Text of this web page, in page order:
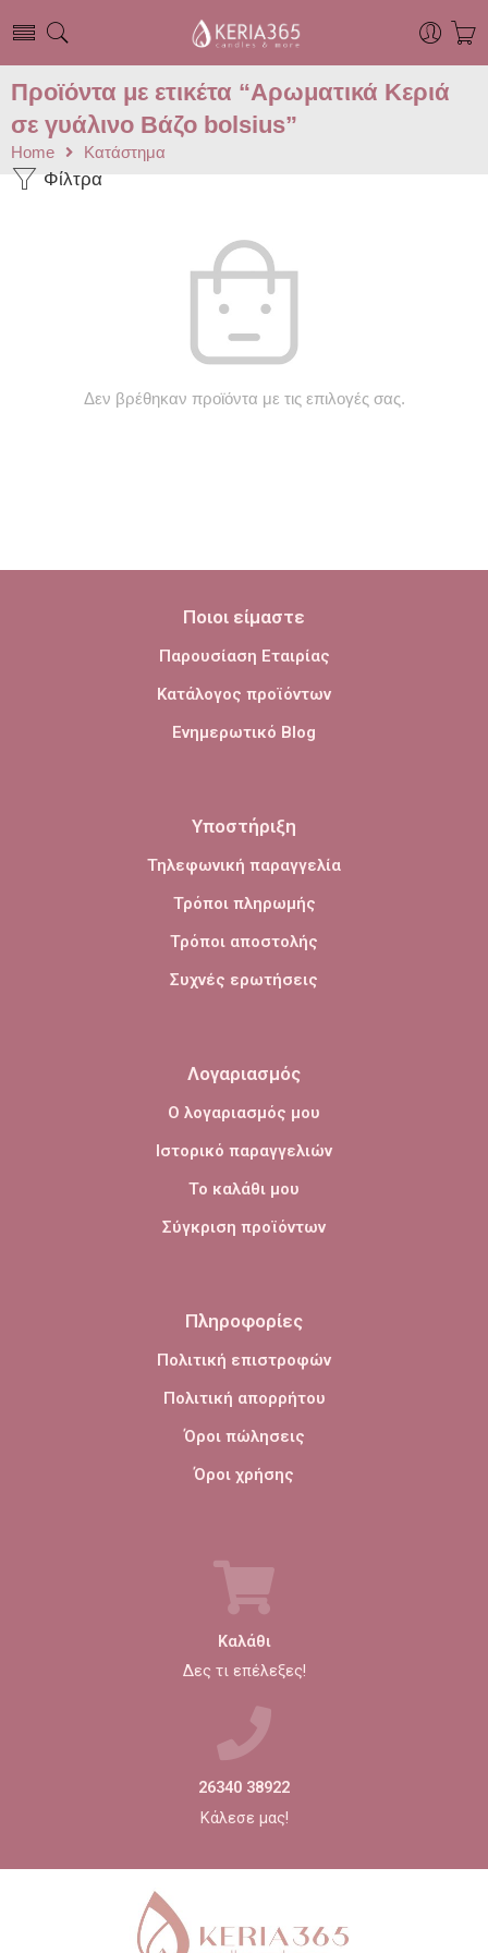
Προϊόντα με ετικέτα “Αρωματικά Κεριά
σε γυάλινο Βάζο bolsius”
Home Κατάστημα
Φίλτρα
Δεν βρέθηκαν προϊόντα με τις επιλογές σας.
Ποιοι είμαστε
Παρουσίαση Εταιρίας
Κατάλογος προϊόντων
Ενημερωτικό Blog
Υποστήριξη
Τηλεφωνική παραγγελία
Τρόποι πληρωμής
Τρόποι αποστολής
Συχνές ερωτήσεις
Λογαριασμός
Ο λογαριασμός μου
Ιστορικό παραγγελιών
Το καλάθι μου
Σύγκριση προϊόντων
Πληροφορίες
Πολιτική επιστροφών
Πολιτική απορρήτου
Όροι πώλησεις
Όροι χρήσης
Καλάθι
Δες τι επέλεξες!
26340 38922
Κάλεσε μας!